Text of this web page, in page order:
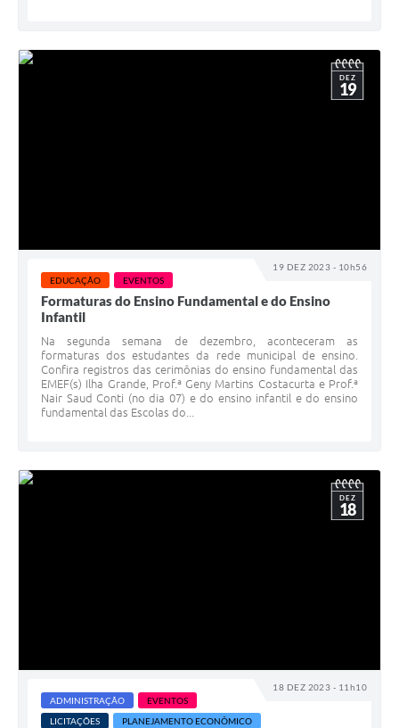
19 DEZ 2023 - 10h56
DEZ
19
EDUCAÇÃO EVENTOS
Formaturas do Ensino Fundamental e do Ensino
Infantil
Na segunda semana de dezembro, aconteceram as
formaturas dos estudantes da rede municipal de ensino.
Confira registros das cerimônias do ensino fundamental das
EMEF(s) Ilha Grande, Prof.ª Geny Martins Costacurta e Prof.ª
Nair Saud Conti (no dia 07) e do ensino infantil e do ensino
fundamental das Escolas do...
18 DEZ 2023 - 11h10
DEZ
18
ADMINISTRAÇÃO
EVENTOS
LICITAÇÕES
PLANEJAMENTO ECONÔMICO